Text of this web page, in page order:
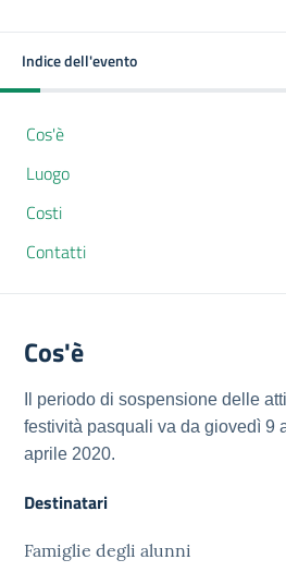
Indice dell'evento
Cos'è
Luogo
Costi
Contatti
Cos'è
Il periodo di sospensione delle
festività pasquali va da giovedì 9
aprile 2020.
Destinatari
Famiglie degli alunni